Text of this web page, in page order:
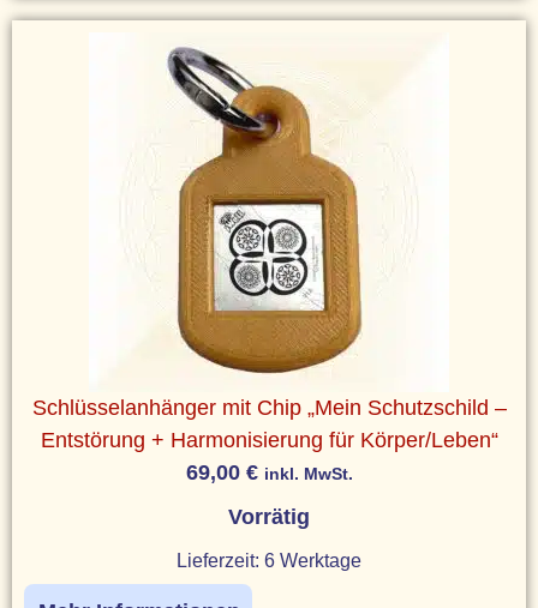
Schlüsselanhänger mit Chip „Mein Schutzschild –
Entstörung + Harmonisierung für Körper/Leben“
69,00 € inkl. MwSt.
Vorrätig
Lieferzeit: 6 Werktage